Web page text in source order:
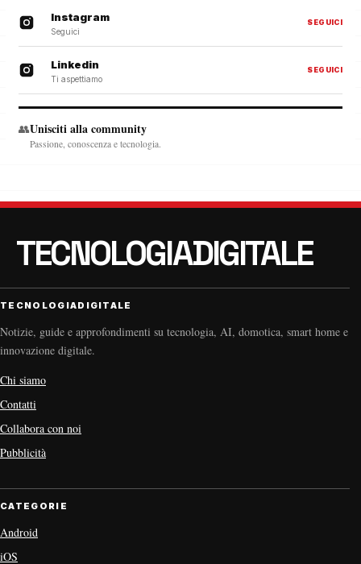
Instagram
Seguici
SEGUICI
Linkedin
Ti aspettiamo
SEGUICI
👥Unisciti alla community
Passione, conoscenza e tecnologia.
TECNOLOGIADIGITALE
Notizie, guide e approfondimenti su tecnologia, AI, domotica, smart home e
innovazione digitale.
Chi siamo
Contatti
Collabora con noi
Pubblicità
CATEGORIE
Android
iOS